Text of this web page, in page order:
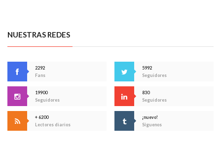
NUESTRAS REDES
2292
Fans
5992
Seguidores
19900
Seguidores
830
Seguidores
+ 6200
Lectores diarios
¡nuevo!
Síguenos